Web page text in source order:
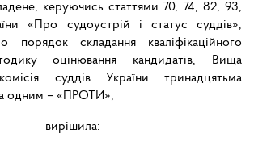
керуючись статтями 70, 74, 82, 93,
«Про судоустрій і статус суддів»,
порядок складання кваліфікаційного
оцінювання кандидатів, Вища
комісія суддів України тринадцятьма
одним – «ПРОТИ»,
вирішила: